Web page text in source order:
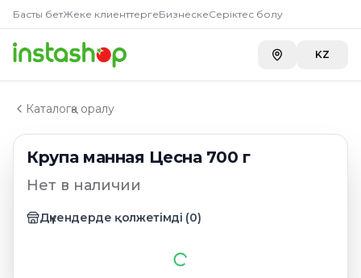
Басты бетЖеке клиенттергеБизнескеСеріктес болу
KZ
Каталогқа оралу
Крупа манная Цесна 700 г
Нет в наличии
Дүкендерде қолжетімді (0)
Главная
Каталог
Крупы
Крупа манная Цесна 700 г